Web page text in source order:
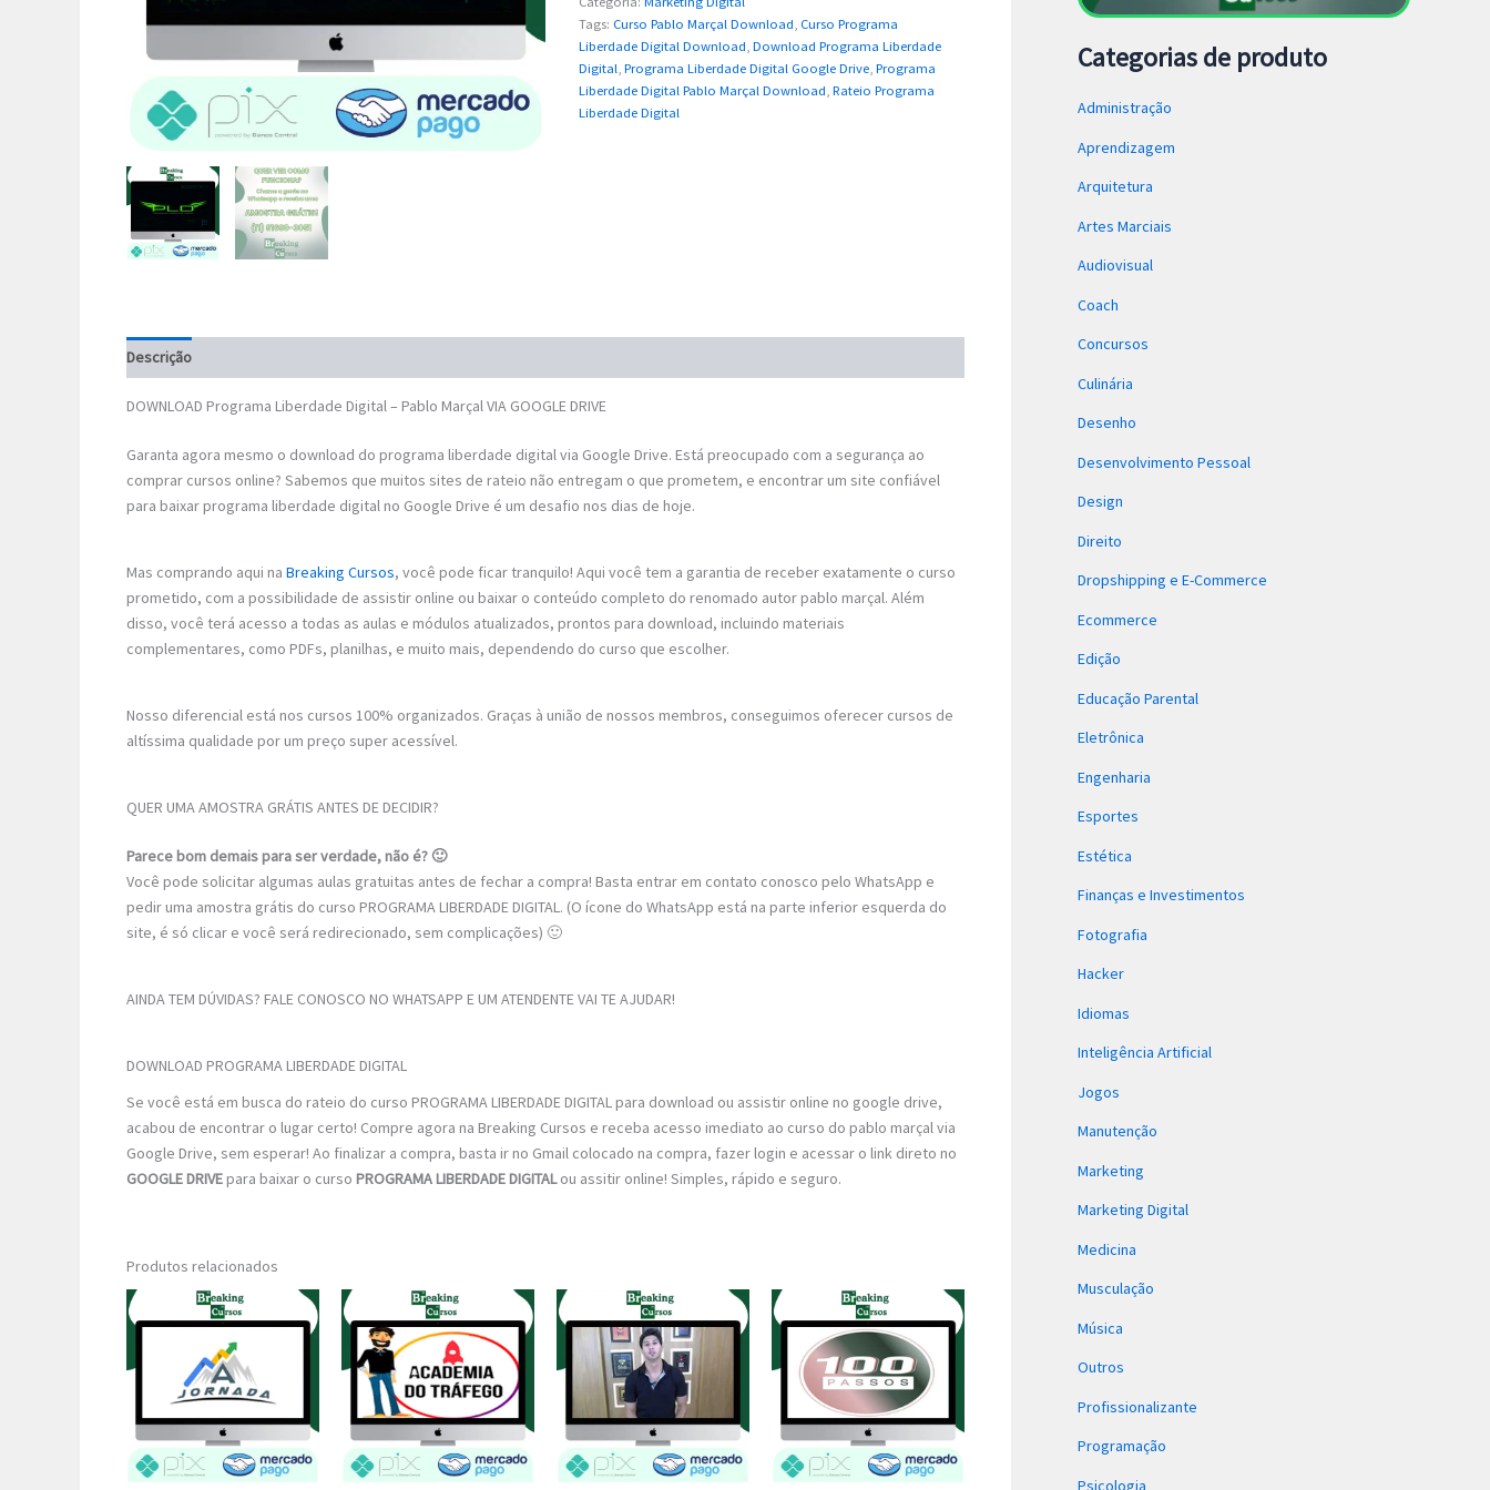
Tags: Curso Pablo Marçal Download, Curso Programa
Liberdade Digital Download,Download Programa Liberdade
Digital,Programa Liberdade Digital Google Drive,Programa
Liberdade Digital Pablo Marçal Download,Rateio Programa
Liberdade Digital
Descrição
DOWNLOAD Programa Liberdade Digital – Pablo Marçal VIA GOOGLE DRIVE
Garanta agora mesmo o download do programa liberdade digital via Google Drive. Está preocupado com a segurança ao
comprar cursos online? Sabemos que muitos sites de rateio não entregam o que prometem, e encontrar um site confiável
para baixar programa liberdade digital no Google Drive é um desafio nos dias de hoje.
Mas comprando aqui na Breaking Cursos, você pode ficar tranquilo! Aqui você tem a garantia de receber exatamente o curso
prometido, com a possibilidade de assistir online ou baixar o conteúdo completo do renomado autor pablo marçal. Além
disso, você terá acesso a todas as aulas e módulos atualizados, prontos para download, incluindo materiais
complementares, como PDFs, planilhas, e muito mais, dependendo do curso que escolher.
Nosso diferencial está nos cursos 100% organizados. Graças à união de nossos membros, conseguimos oferecer cursos de
altíssima qualidade por um preço super acessível.
QUER UMA AMOSTRA GRÁTIS ANTES DE DECIDIR?
Parece bom demais para ser verdade, não é? 🙂
Você pode solicitar algumas aulas gratuitas antes de fechar a compra! Basta entrar em contato conosco pelo WhatsApp e
pedir uma amostra grátis do curso PROGRAMA LIBERDADE DIGITAL. (O ícone do WhatsApp está na parte inferior esquerda do
site, é só clicar e você será redirecionado, sem complicações) 🙂
AINDA TEM DÚVIDAS? FALE CONOSCO NO WHATSAPP E UM ATENDENTE VAI TE AJUDAR!
DOWNLOAD PROGRAMA LIBERDADE DIGITAL
Se você está em busca do rateio do curso PROGRAMA LIBERDADE DIGITAL para download ou assistir online no google drive,
acabou de encontrar o lugar certo! Compre agora na Breaking Cursos e receba acesso imediato ao curso do pablo marçal via
Google Drive, sem esperar! Ao finalizar a compra, basta ir no Gmail colocado na compra, fazer login e acessar o link direto no
GOOGLE DRIVEpara baixar o curso PROGRAMA LIBERDADE DIGITALou assitir online! Simples, rápido e seguro.
Produtos relacionados
Categorias de produto
Administração
Aprendizagem
Arquitetura
Artes Marciais
Audiovisual
Coach
Concursos
Culinária
Desenho
Desenvolvimento Pessoal
Design
Direito
Dropshipping e E-Commerce
Ecommerce
Edição
Educação Parental
Eletrônica
Engenharia
Esportes
Estética
Finanças e Investimentos
Fotografia
Hacker
Idiomas
Inteligência Artificial
Jogos
Manutenção
Marketing
Marketing Digital
Medicina
Musculação
Música
Outros
Profissionalizante
Programação
Psicologia